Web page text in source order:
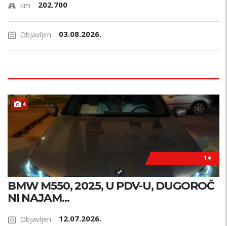
km 202.700
Objavljen 03.08.2026.
4
1 €
BMW M550, 2025, U PDV-U, DUGOROČ
NI NAJAM...
Objavljen 12.07.2026.